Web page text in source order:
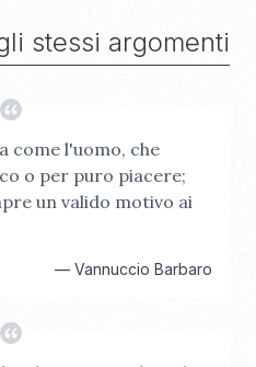
stessi argomenti
come l'uomo, che
o per puro piacere;
un valido motivo ai
— Vannuccio Barbaro